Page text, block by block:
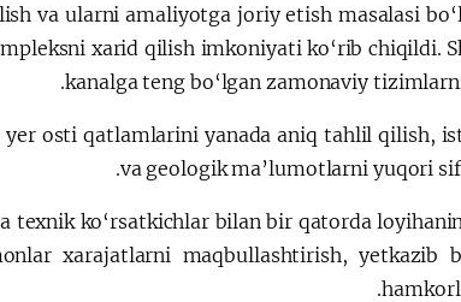
va ularni amaliyotga joriy etish masalasi
xarid qilish imkoniyati ko‘rib chiqildi.
kanalga teng bo‘lgan zamonaviy
osti qatlamlarini yanada aniq tahlil qilish,
va geologik ma’lumotlarni yuqori
texnik ko‘rsatkichlar bilan bir qatorda
xarajatlarni maqbullashtirish, yetkazib